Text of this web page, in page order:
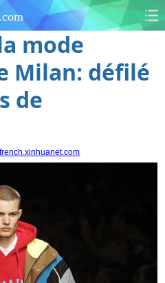
mode
Milan: défilé
de
french.xinhuanet.com